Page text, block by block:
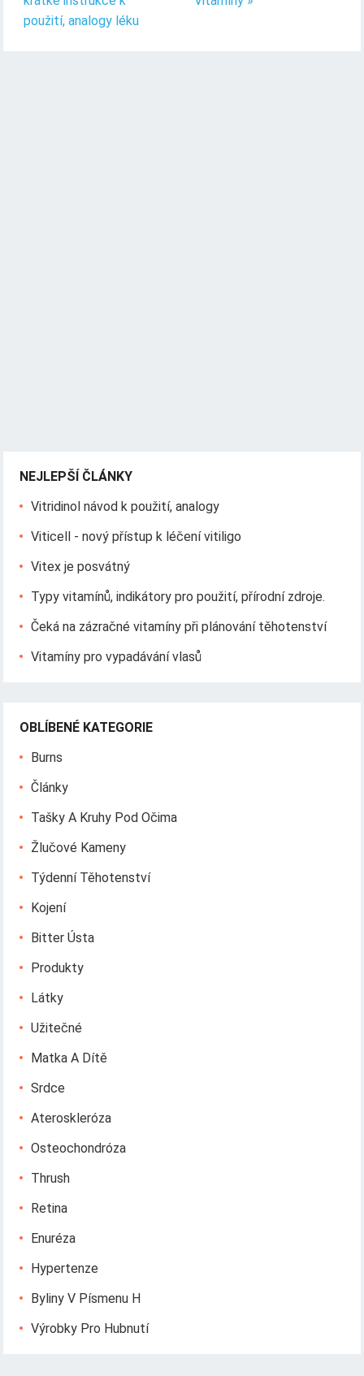
použití, analogy léku
NEJLEPŠÍ ČLÁNKY
Vitridinol návod k použití, analogy
Viticell - nový přístup k léčení vitiligo
Vitex je posvátný
Typy vitamínů, indikátory pro použití, přírodní zdroje.
Čeká na zázračné vitamíny při plánování těhotenství
Vitamíny pro vypadávání vlasů
OBLÍBENÉ KATEGORIE
Burns
Články
Tašky A Kruhy Pod Očima
Žlučové Kameny
Týdenní Těhotenství
Kojení
Bitter Ústa
Produkty
Látky
Užitečné
Matka A Dítě
Srdce
Ateroskleróza
Osteochondróza
Thrush
Retina
Enuréza
Hypertenze
Byliny V Písmenu H
Výrobky Pro Hubnutí